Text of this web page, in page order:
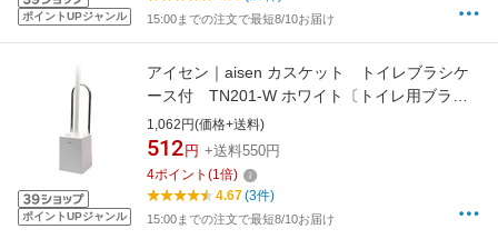
ポイントUPジャンル 15:00までの注文で最短8/10お届け
ポイントUPジャンル
アイセン｜aisen カスケット トイレブラシケ
ース付 TN201-W ホワイト〔トイレ用ブラ
シ・ポット〕[TN201]【rb_pcp】
1,062円(価格+送料)
512 円 +送料550円
4ポイント (1倍)
4.67(3件)
15:00までの注文で最短8/10お届け